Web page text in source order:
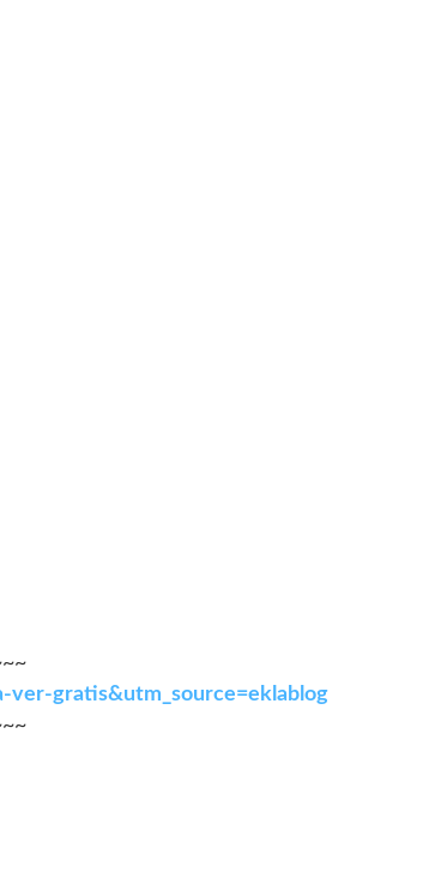
ver-gratis&utm_source=eklablog